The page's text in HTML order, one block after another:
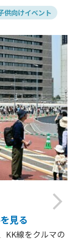
供向けイベント
arrow_forward_ios
見る
KK線をクルマの